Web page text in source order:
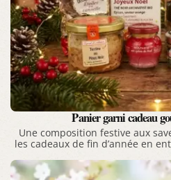
Panier garni cadeau
Une composition festive aux
les cadeaux de fin d’année en